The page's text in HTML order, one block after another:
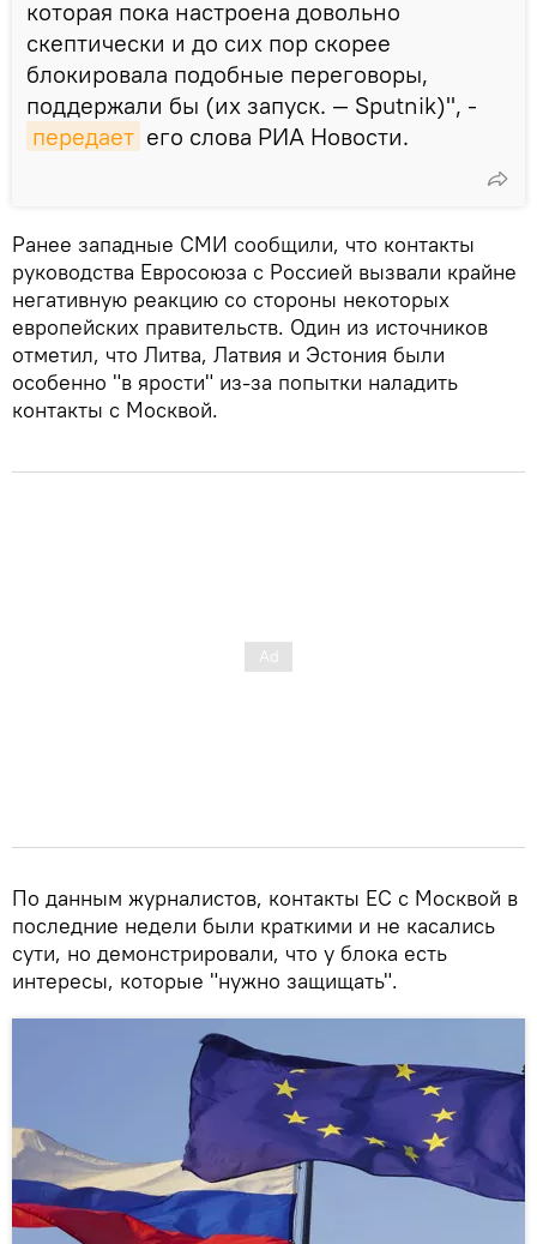
которая пока настроена довольно
скептически и до сих пор скорее
блокировала подобные переговоры,
поддержали бы (их запуск. — Sputnik)", -
передает его слова РИА Новости.
Ранее западные СМИ сообщили, что контакты
руководства Евросоюза с Россией вызвали крайне
негативную реакцию со стороны некоторых
европейских правительств. Один из источников
отметил, что Литва, Латвия и Эстония были
особенно "в ярости" из-за попытки наладить
контакты с Москвой.
По данным журналистов, контакты ЕС с Москвой в
последние недели были краткими и не касались
сути, но демонстрировали, что у блока есть
интересы, которые "нужно защищать".